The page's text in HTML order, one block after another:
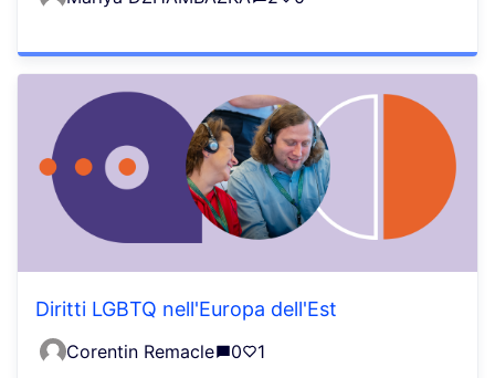
Diritti LGBTQ nell'Europa dell'Est
Corentin Remacle 0 1